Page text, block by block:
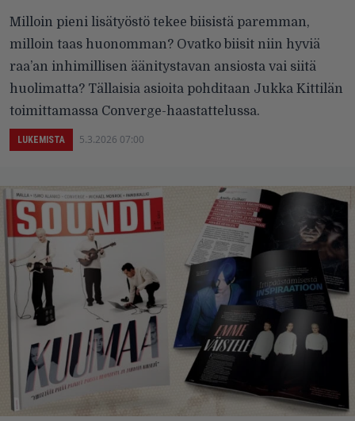
Milloin pieni lisätyöstö tekee biisistä paremman,
milloin taas huonomman? Ovatko biisit niin hyviä
raa’an inhimillisen äänitystavan ansiosta vai siitä
huolimatta? Tällaisia asioita pohditaan Jukka Kittilän
toimittamassa Converge-haastattelussa.
LUKEMISTA 5.3.2026 07:00